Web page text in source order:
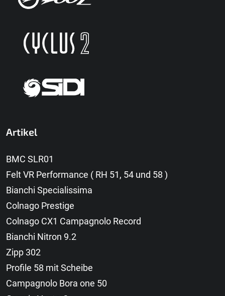
Artikel
BMC SLR01
Felt VR Performance ( RH 51, 54 und 58 )
Bianchi Specialissima
Colnago Prestige
Colnago CX1 Campagnolo Record
Bianchi Nitron 9.2
Zipp 302
Profile 58 mit Scheibe
Campagnolo Bora one 50